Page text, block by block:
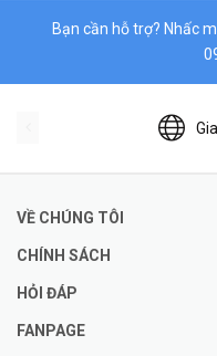
Bạn cần hỗ trợ? Nhấc
VỀ CHÚNG TÔI
CHÍNH SÁCH
HỎI ĐÁP
FANPAGE